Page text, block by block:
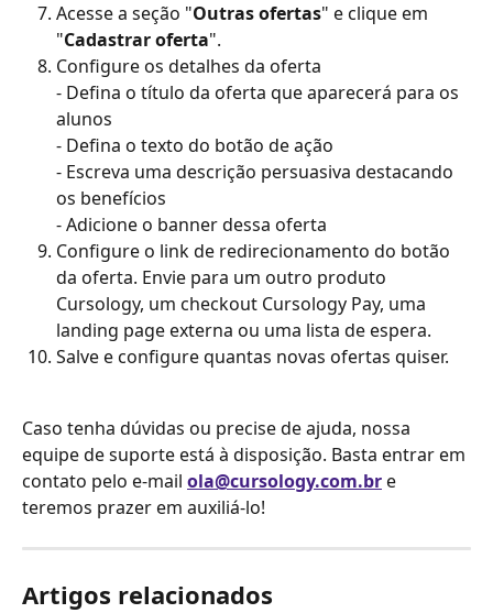
Acesse a seção "Outras ofertas" e clique em
"Cadastrar oferta".
Configure os detalhes da oferta
- Defina o título da oferta que aparecerá para os
alunos
- Defina o texto do botão de ação
- Escreva uma descrição persuasiva destacando
os benefícios
- Adicione o banner dessa oferta
Configure o link de redirecionamento do botão
da oferta. Envie para um outro produto
Cursology, um checkout Cursology Pay, uma
landing page externa ou uma lista de espera.
Salve e configure quantas novas ofertas quiser.
Caso tenha dúvidas ou precise de ajuda, nossa
equipe de suporte está à disposição. Basta entrar em
contato pelo e-mail ola@cursology.com.br e
teremos prazer em auxiliá-lo!
Artigos relacionados